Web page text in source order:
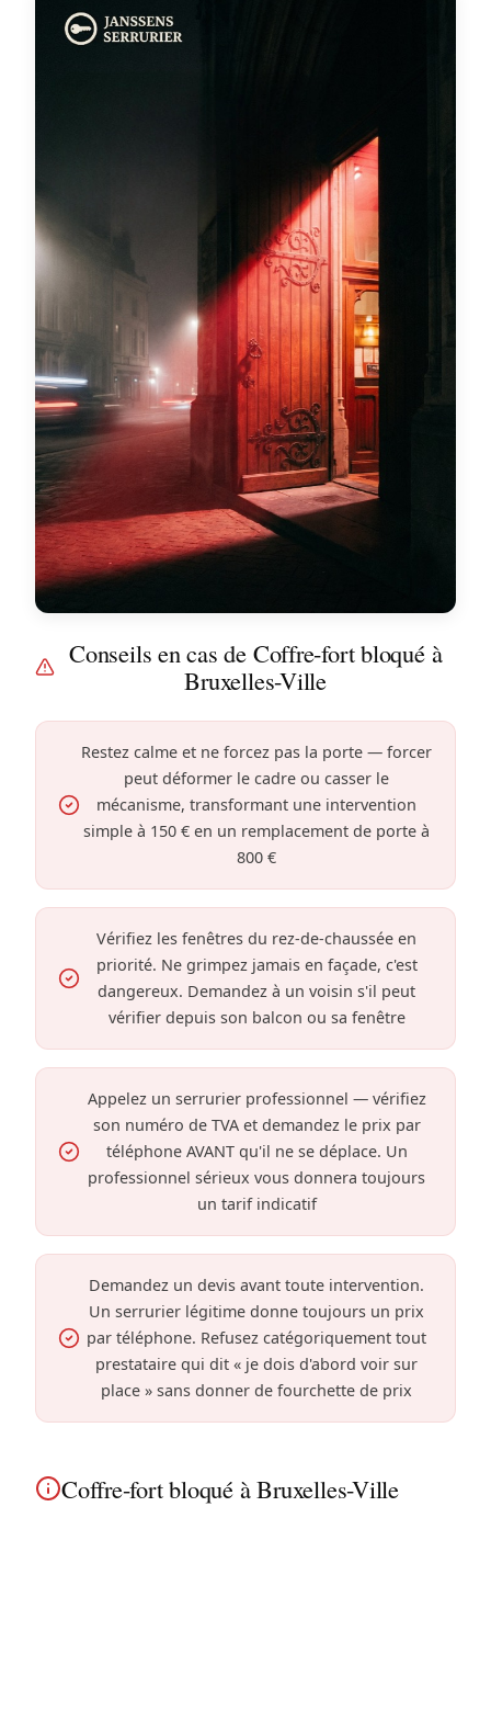
Conseils en cas de Coffre-fort bloqué à
Bruxelles-Ville
Restez calme et ne forcez pas la porte — forcer
peut déformer le cadre ou casser le
mécanisme, transformant une intervention
simple à 150 € en un remplacement de porte à
800 €
Vérifiez les fenêtres du rez-de-chaussée en
priorité. Ne grimpez jamais en façade, c'est
dangereux. Demandez à un voisin s'il peut
vérifier depuis son balcon ou sa fenêtre
Appelez un serrurier professionnel — vérifiez
son numéro de TVA et demandez le prix par
téléphone AVANT qu'il ne se déplace. Un
professionnel sérieux vous donnera toujours
un tarif indicatif
Demandez un devis avant toute intervention.
Un serrurier légitime donne toujours un prix
par téléphone. Refusez catégoriquement tout
prestataire qui dit « je dois d'abord voir sur
place » sans donner de fourchette de prix
Coffre-fort bloqué à Bruxelles-Ville